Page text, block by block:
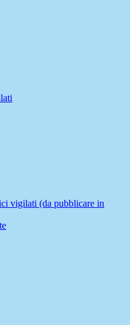
vigilati (da pubblicare in